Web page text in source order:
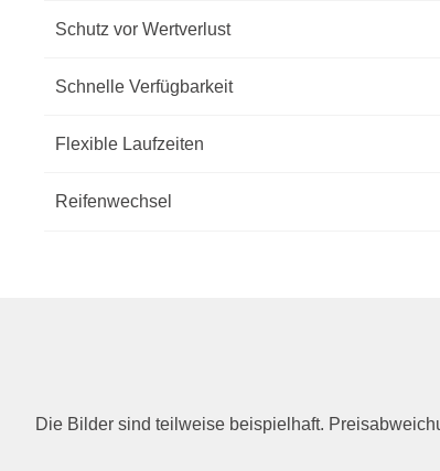
Schutz vor Wertverlust
Schnelle Verfügbarkeit
Flexible Laufzeiten
Reifenwechsel
Die Bilder sind teilweise beispielhaft.